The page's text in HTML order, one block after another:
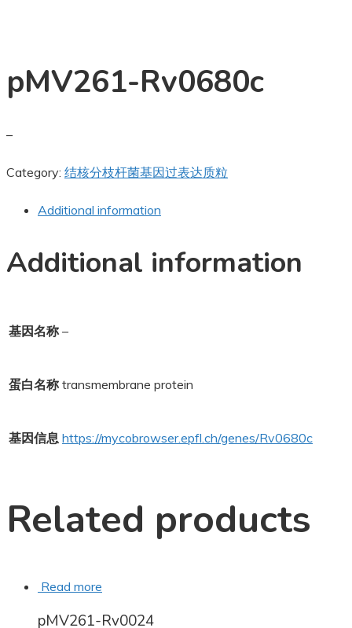
pMV261-Rv0680c
–
Category: 结核分枝杆菌基因过表达质粒
Additional information
Additional information
基因名称 –
蛋白名称 transmembrane protein
基因信息 https://mycobrowser.epfl.ch/genes/Rv0680c
Related products
Read more
pMV261-Rv0024